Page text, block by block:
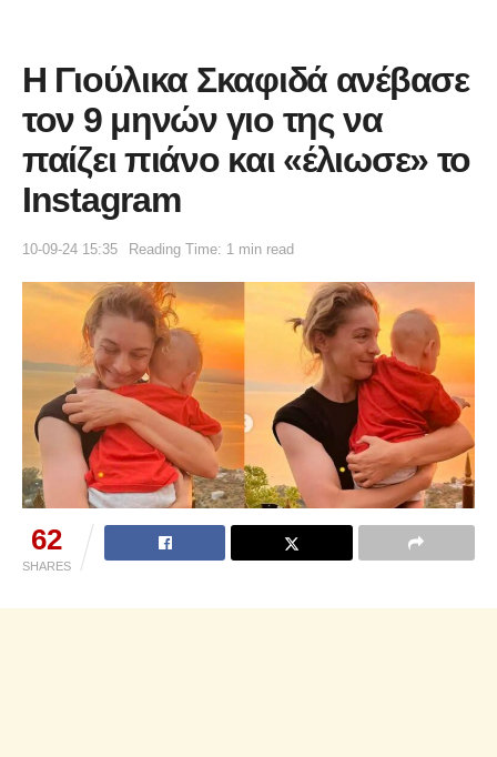
Η Γιούλικα Σκαφιδά ανέβασε
τον 9 μηνών γιο της να
παίζει πιάνο και «έλιωσε» το
Instagram
10-09-24 15:35 Reading Time: 1 min read
62
SHARES